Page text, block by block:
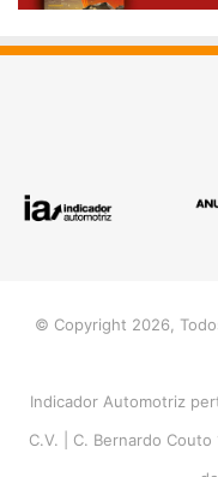
© Copyright 2026,
Indicador Automotriz
C.V. | C. Bernardo